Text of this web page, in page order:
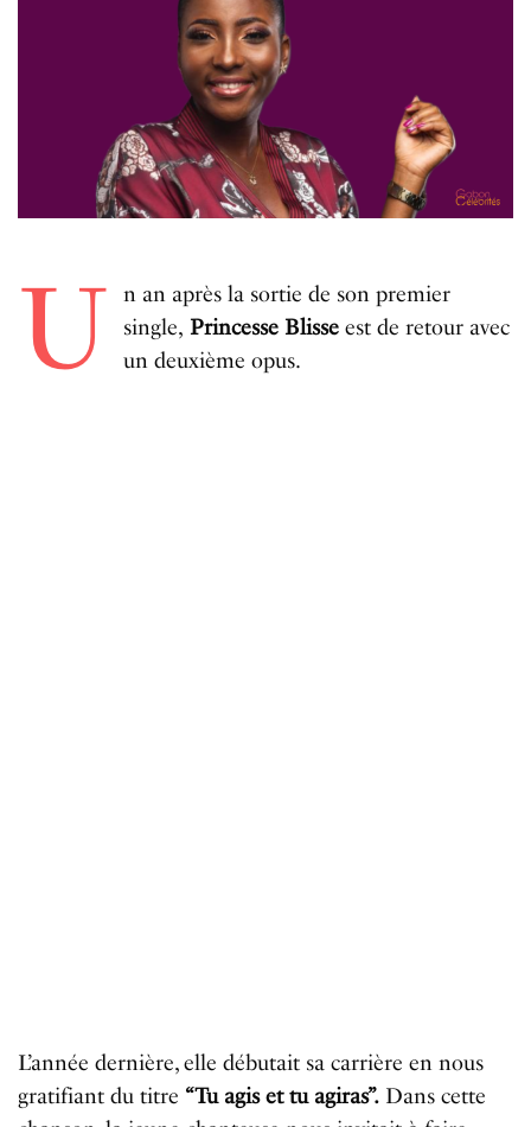
U
n an après la sortie de son premier
single, Princesse Blisseest de retour avec
un deuxième opus.
L’année dernière, elle débutait sa carrière en nous
gratifiant du titre “Tu agis et tu agiras”. Dans cette